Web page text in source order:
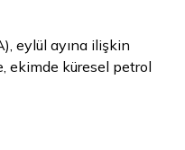
eylül ayına ilişkin
ekimde küresel petrol